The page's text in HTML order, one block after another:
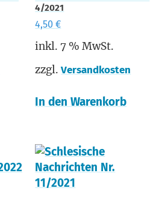
4/2021
4,50€
inkl. 7 % MwSt.
zzgl.Versandkosten
In den Warenkorb